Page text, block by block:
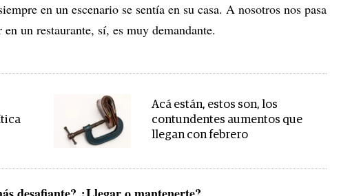
en un escenario se sentía en su casa. A nosotros nos pasa
un restaurante, sí, es muy demandante.
Acá están, estos son, los
contundentes aumentos que
llegan con febrero